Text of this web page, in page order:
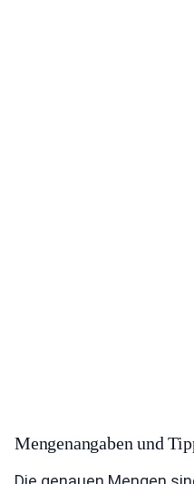
Mengenangaben und